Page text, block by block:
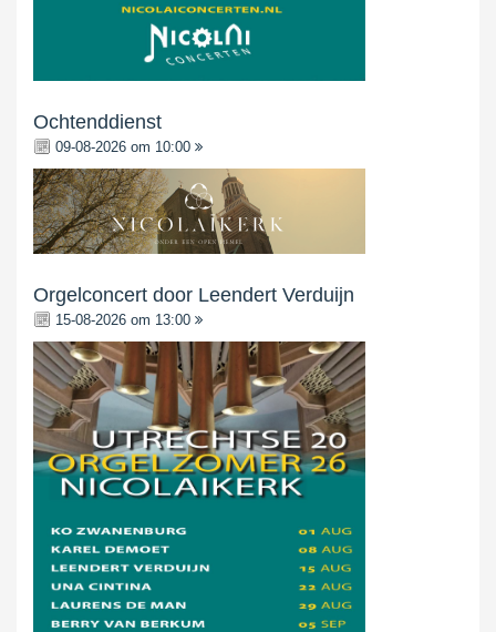
Ochtenddienst
09-08-2026 om 10:00
Orgelconcert door Leendert Verduijn
15-08-2026 om 13:00